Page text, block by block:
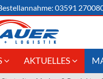
03591
AKTUELLES